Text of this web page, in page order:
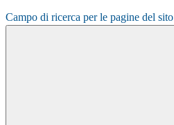
Campo di ricerca per le pagine del sito